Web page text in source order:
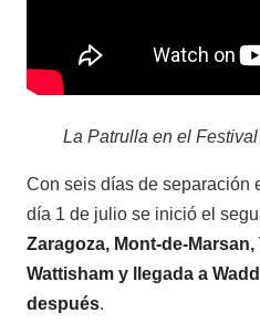
La Patrulla en el
Con seis días de separación
día 1 de julio se inició el
Zaragoza, Mont-de-
Wattisham y llegada a
después.